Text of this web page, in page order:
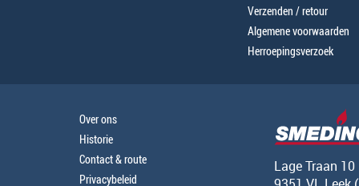
Verzenden / retour
Algemene voorwaarden
Herroepingsverzoek
Over ons
Historie
Contact & route
Privacybeleid
Lage Traan 10